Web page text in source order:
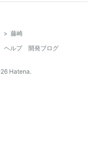
> 藤崎
ヘルプ
開発ブログ
Hatena.